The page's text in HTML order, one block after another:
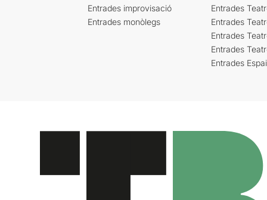
Entrades improvisació
Entrades monòlegs
Entrades
Entrades
Entrades
Entrades
Entrades